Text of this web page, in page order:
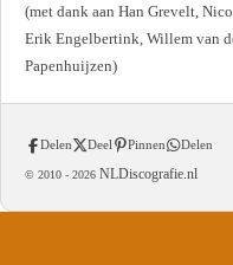
(met dank aan Han Grevelt,
Erik Engelbertink, Willem van
Papenhuijzen)
Delen Deel Pinnen Delen
© 2010 - 2026 NLDiscografie.nl